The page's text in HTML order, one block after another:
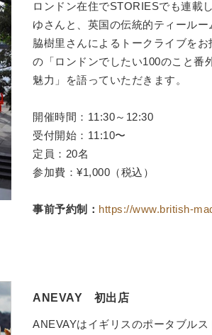
ロンドン在住でSTORIESでも連載
ゆさんと、英国の伝統的ティールー
脇樹里さんによるトークライブを
の「ロンドンでしたい100のこと番
魅力」を語っていただきます。
開催時間：11:30～12:30
受付開始：11:10〜
定員：20名
参加費：¥1,000（税込）
事前予約制： https://www.british-
ANEVAY 初出店
ANEVAYはイギリスのポータブル